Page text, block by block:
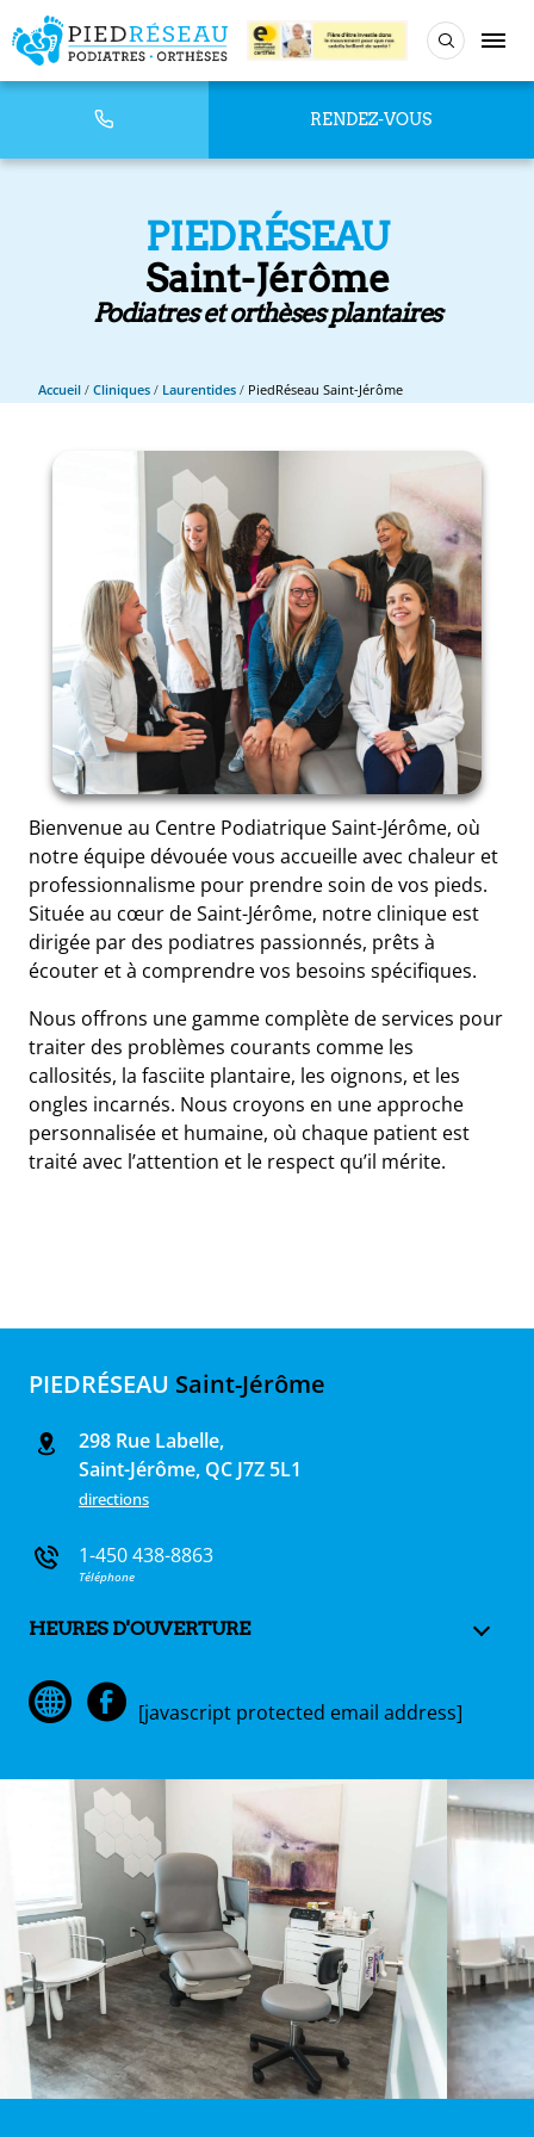
RENDEZ-VOUS
PIEDRÉSEAU
Saint-Jérôme
Podiatres et orthèses plantaires
Accueil / Cliniques / Laurentides / PiedRéseau Saint-Jérôme
Bienvenue au Centre Podiatrique Saint-Jérôme, où
notre équipe dévouée vous accueille avec chaleur et
professionnalisme pour prendre soin de vos pieds.
Située au cœur de Saint-Jérôme, notre clinique est
dirigée par des podiatres passionnés, prêts à
écouter et à comprendre vos besoins spécifiques.
Nous offrons une gamme complète de services pour
traiter des problèmes courants comme les
callosités, la fasciite plantaire, les oignons, et les
ongles incarnés. Nous croyons en une approche
personnalisée et humaine, où chaque patient est
traité avec l’attention et le respect qu’il mérite.
PIEDRÉSEAU Saint-Jérôme
298 Rue Labelle,
Saint-Jérôme, QC J7Z 5L1
directions
1-450 438-8863
Téléphone
HEURES D'OUVERTURE
[javascript protected email address]